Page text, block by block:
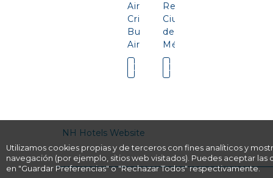
Utilizamos cookies propias y de terceros con fines analíticos y
navegación (por ejemplo, sitios web visitados). Puedes aceptar
en "Guardar Preferencias" o "Rechazar Todos" respectivamente.
Aires
Crillon
Buenos
Aires
Comprar
Reforma
Ciudad
de
México
Comprar
NH Hotels Website